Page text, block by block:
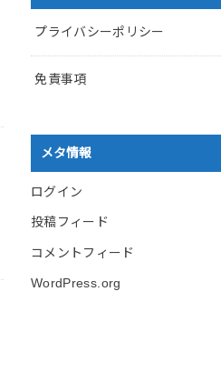
プライバシーポリシー
免責事項
メタ情報
ログイン
投稿フィード
コメントフィード
WordPress.org